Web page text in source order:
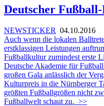
Deutscher
NEWSTICKER 04.10.2016
Auch wenn die lokalen
erstklassigen Leistungen
Fußballkultur zumindest erste
Deutsche Akademie für
großen Gala anlässlich der
Kulturpreis in die Nürnberger
größten Fußballgrößen nicht
Fußballwelt schaut zu. >>